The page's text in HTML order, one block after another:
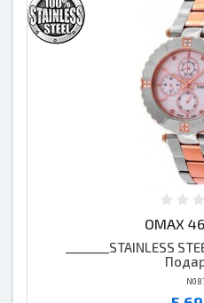
OMAX
_______STAINLESS